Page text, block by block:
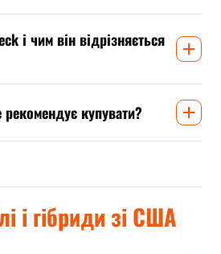
і чим він відрізняється
купувати?
і гібриди зі США